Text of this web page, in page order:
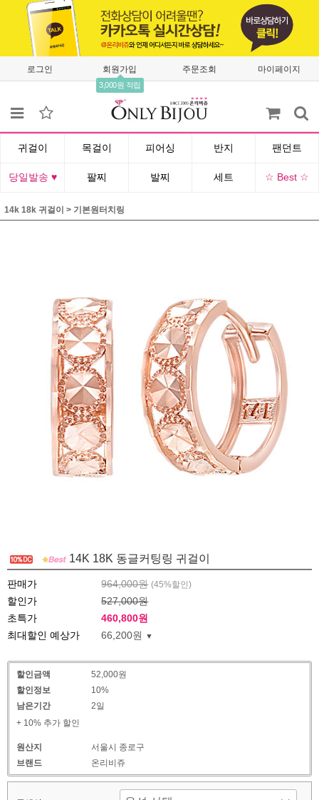
로그인 회원가입
3,000원 적립
주문조회 마이페이지
귀걸이 목걸이 피어싱 반지 팬던트
당일발송 ♥ 팔찌 발찌 세트 ☆ Best ☆
14k 18k 귀걸이 > 기본원터치링
14K 18K 동글커팅링 귀걸이
판매가 964,000원 (45%할인)
할인가
527,000원
초특가
460,800원
최대할인 예상가
66,200원
할인금액
52,000원
할인정보
10%
남은기간
2일
+ 10% 추가 할인
원산지
서울시 종로구
브랜드
온리비쥬